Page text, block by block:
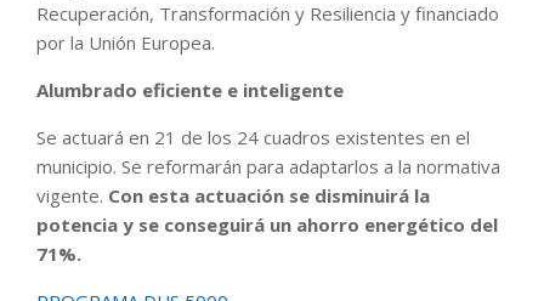
Recuperación, Transformación y Resiliencia y financiado
por la Unión Europea.
Alumbrado eficiente e inteligente
Se actuará en 21 de los 24 cuadros existentes en el
municipio. Se reformarán para adaptarlos a la normativa
vigente. Con esta actuación se disminuirá la
potencia y se conseguirá un ahorro energético del
71%.